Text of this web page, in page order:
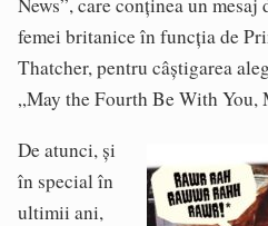
femei britanice în funcția de
Thatcher, pentru câștigarea
„May the Fourth Be With
De atunci, și
în special în
ultimii ani,